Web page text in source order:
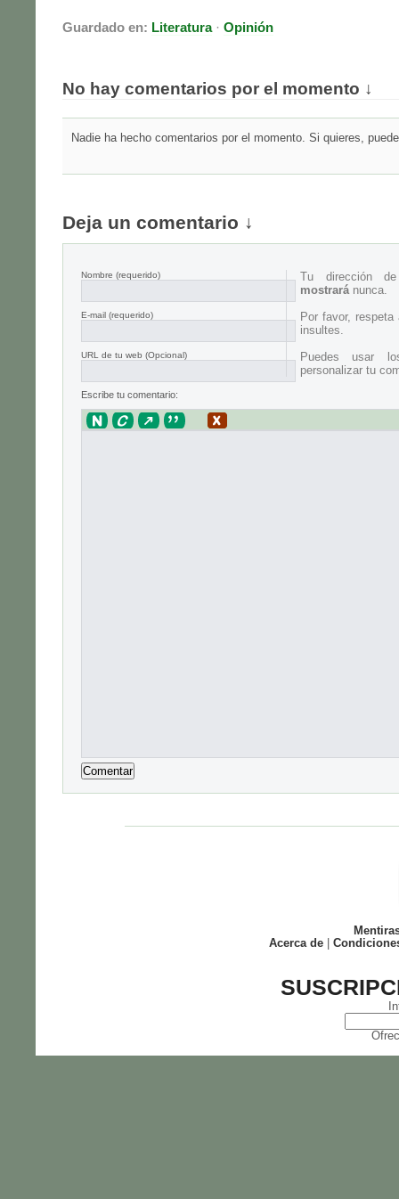
Guardado en: Literatura· Opinión
No hay comentarios por el momento ↓
Nadie ha hecho comentarios por el momento. Si quieres,
Deja un comentario ↓
Nombre (requerido)
E-mail (requerido)
URL de tu web (Opcional)
Tu dirección
mostraránunca.
Por favor,
insultes.
Puedes usar
personalizar tu
Escribe tu comentario:
Acerca de